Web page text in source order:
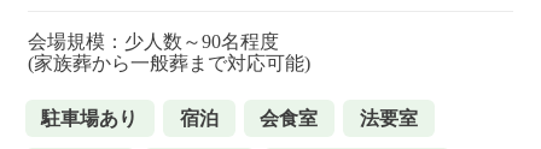
会場規模：少人数～90名程度
(家族葬から一般葬まで対応可能)
駐車場あり 宿泊 会食室 法要室